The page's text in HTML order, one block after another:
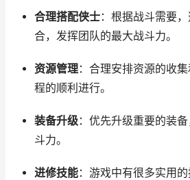
合理搭配侠士：根据战斗需要
合，发挥团队的最大战斗力。
资源管理：合理安排资源的收
程的顺利进行。
装备升级：优先升级重要的装
斗力。
进修技能：游戏中有很多实用